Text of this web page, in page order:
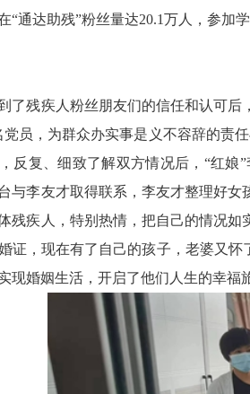
“通达助残”粉丝量达20.1万人，参加
了残疾人粉丝朋友们的信任和认可
党员，为群众办实事是义不容辞的责
反复、细致了解双方情况后，“红
与李友才取得联系，李友才整理好
残疾人，特别热情，把自己的情况
证，现在有了自己的孩子，老婆又
现婚姻生活，开启了他们人生的幸福